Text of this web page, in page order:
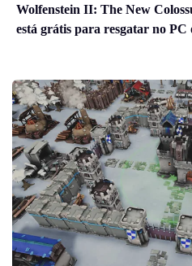
Wolfenstein II: The New
está grátis para resgatar no PC